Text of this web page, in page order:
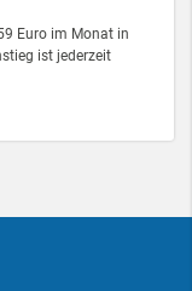
Euro im Monat in
ist jederzeit